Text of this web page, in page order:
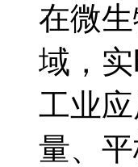
在微
域，
工业
量、